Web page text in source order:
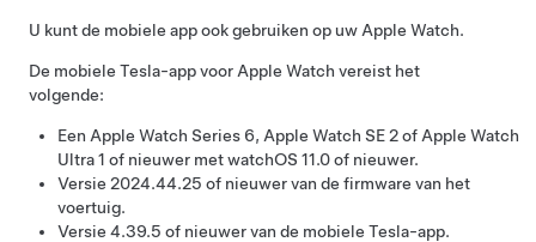
U kunt de mobiele app ook gebruiken op uw Apple Watch.
De mobiele Tesla-app voor Apple Watch vereist het
volgende:
Een Apple Watch Series 6, Apple Watch SE 2 of Apple Watch
Ultra 1 of nieuwer met watchOS 11.0 of nieuwer.
Versie 2024.44.25 of nieuwer van de firmware van het
voertuig.
Versie 4.39.5 of nieuwer van de mobiele Tesla-app.